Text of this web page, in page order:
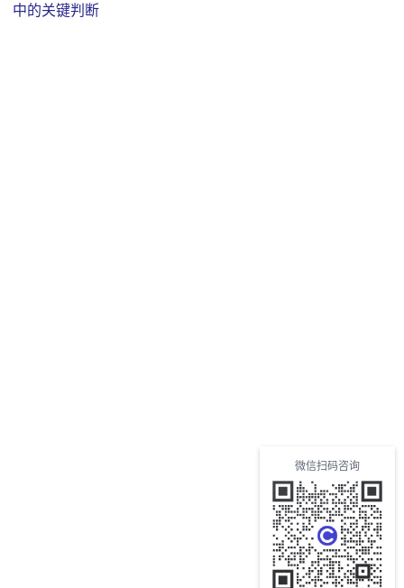
中的关键判断
微信扫码咨询